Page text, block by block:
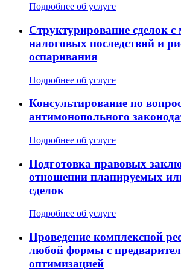
Подробнее об услуге
Структурирование сделок
налоговых последствий и
оспаривания
Подробнее об услуге
Консультирование по
антимонопольного
Подробнее об услуге
Подготовка правовых
отношении планируемых
сделок
Подробнее об услуге
Проведение комплексной
любой формы с
оптимизацией